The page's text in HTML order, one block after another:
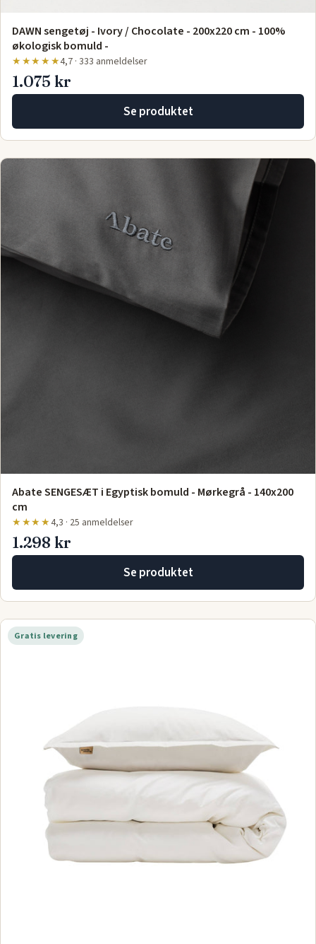
DAWN sengetøj - Ivory / Chocolate - 200x220 cm - 100%
økologisk bomuld -
★★★★★4,7 · 333 anmeldelser
1.075 kr
Se produktet
Abate SENGESÆT i Egyptisk bomuld - Mørkegrå - 140x200
cm
★★★★4,3 · 25 anmeldelser
1.298 kr
Se produktet
Gratis levering